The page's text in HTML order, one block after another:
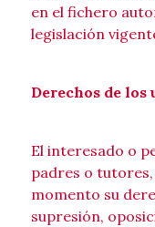
en el fichero
legislación
Derechos de los
El interesado o
padres o
momento su
supresión,